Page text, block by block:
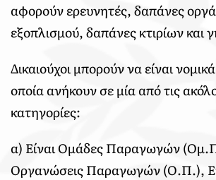
αφορούν ερευνητές, δαπάνες
εξοπλισμού, δαπάνες κτιρίων και
Δικαιούχοι μπορούν να είναι
οποία ανήκουν σε μία από τις
κατηγορίες:
α) Είναι Ομάδες Παραγωγών
Οργανώσεις Παραγωγών (Ο.Π.),